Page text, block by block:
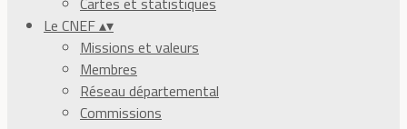
Le CNEF▴▾
Missions et valeurs
Membres
Réseau départemental
Commissions